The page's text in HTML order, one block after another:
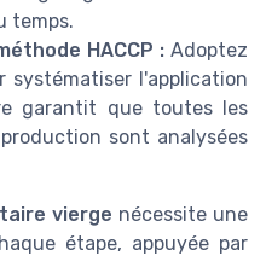
temps.
HACCP :Adoptez
systématiser l'application
garantit que toutes les
sont analysées
vierge nécessite une
étape, appuyée par